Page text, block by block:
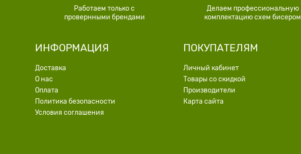
Работаем только с
провернными брендами
Делаем профессиональную
комплектацию схем бисером
ИНФОРМАЦИЯ
Доставка
О нас
Оплата
Политика безопасности
Условия соглашения
ПОКУПАТЕЛЯМ
Личный кабинет
Товары со скидкой
Производители
Карта сайта